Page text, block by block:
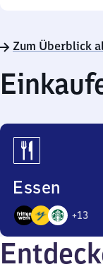
Zum Überblick
Essen
+13
16
Angebote